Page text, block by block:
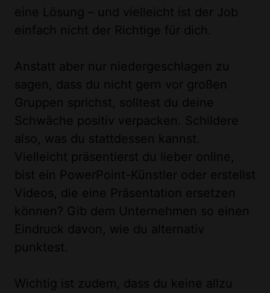
eine Lösung – und vielleicht ist der Job
einfach nicht der Richtige für dich.
Anstatt aber nur niedergeschlagen zu
sagen, dass du nicht gern vor großen
Gruppen sprichst, solltest du deine
Schwäche positiv verpacken. Schildere
also, was du stattdessen kannst.
Vielleicht präsentierst du lieber online,
bist ein PowerPoint-Künstler oder erstellst
Videos, die eine Präsentation ersetzen
können? Gib dem Unternehmen so einen
Eindruck davon, wie du alternativ
punktest.
Wichtig ist zudem, dass du keine allzu